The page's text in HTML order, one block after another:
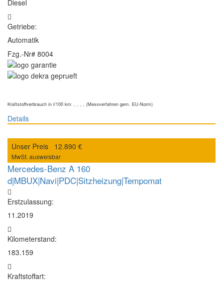
Diesel
Getriebe:
Automatik
Fzg.-Nr# 8004
Kraftstoffverbrauch in l/100 km: , , , , (Messverfahren gem. EU-Norm)
Details
Unser Preis 12.890 €
MwSt. ausweisbar
Mercedes-Benz A 160
d|MBUX|Navi|PDC|Sitzheizung|Tempomat
Erstzulassung:
11.2019
Kilometerstand:
183.159
Kraftstoffart: